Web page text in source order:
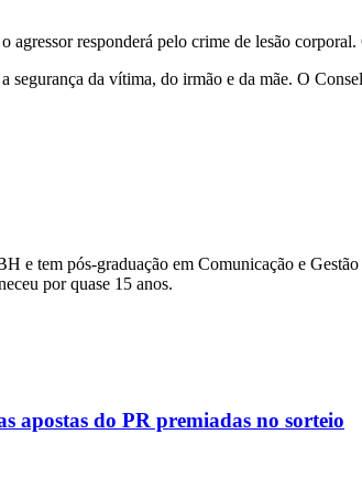
responderá pelo crime de lesão
da vítima, do irmão e da mãe. O
e tem pós-graduação em Comunicação e
por quase 15 anos.
apostas do PR premiadas no sorteio